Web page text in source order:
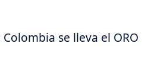
se lleva el ORO